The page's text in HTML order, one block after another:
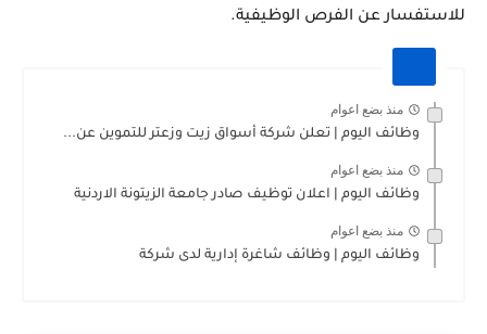
للاستفسار عن الفرص الوظيفية.
منذ بضع اعوام
وظائف اليوم | تعلن شركة أسواق زيت وزعتر للتموين عن...
منذ بضع اعوام
وظائف اليوم | اعلان توظيف صادر جامعة الزيتونة الاردنية
منذ بضع اعوام
وظائف اليوم | وظائف شاغرة إدارية لدى شركة